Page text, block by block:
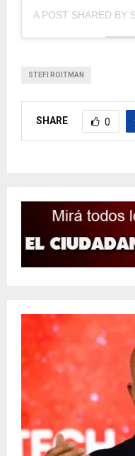
STEFI ROITMAN
SHARE 0